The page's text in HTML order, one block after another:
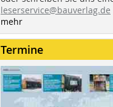
leserservice@bauverlag.de
mehr
Termine